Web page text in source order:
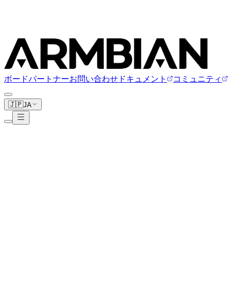
ボードパートナーお問い合わせ ドキュメント コミュニティ
🇯🇵JA